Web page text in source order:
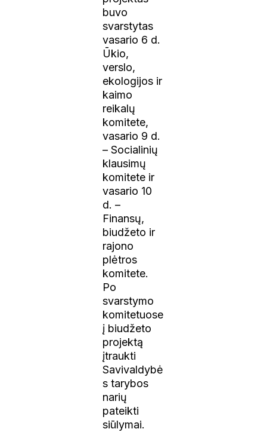
buvo
svarstytas
vasario 6 d.
Ūkio,
verslo,
ekologijos ir
kaimo
reikalų
komitete,
vasario 9 d.
– Socialinių
klausimų
komitete ir
vasario 10
d. –
Finansų,
biudžeto ir
rajono
plėtros
komitete.
Po
svarstymo
komitetuose
į biudžeto
projektą
įtraukti
Savivaldybė
s tarybos
narių
pateikti
siūlymai.